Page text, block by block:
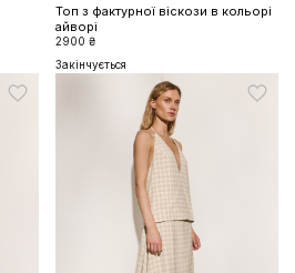
Топ з фактурної віскози в кольорі
айворі
2900 ₴
Закінчується